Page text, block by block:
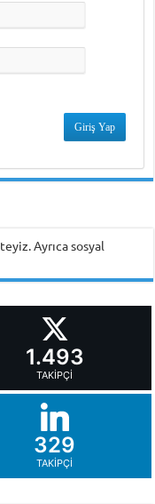
Ayrıca sosyal
1.493
TAKIPÇI
329
TAKIPÇI